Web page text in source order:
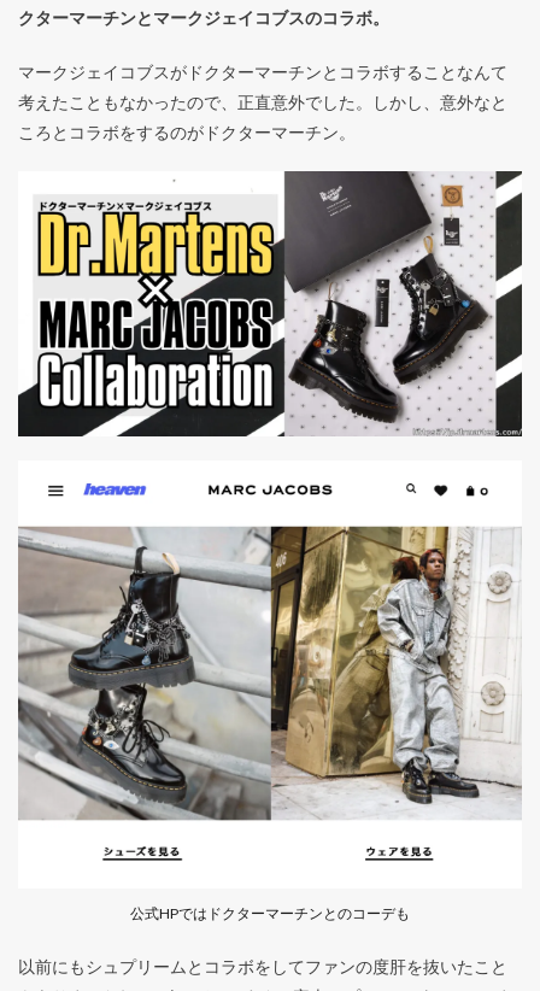
クターマーチンとマークジェイコブスのコラボ。
マークジェイコブスがドクターマーチンとコラボすることなんて
考えたこともなかったので、正直意外でした。しかし、意外なと
ころとコラボをするのがドクターマーチン。
公式HPではドクターマーチンとのコーデも
以前にもシュプリームとコラボをしてファンの度肝を抜いたこと